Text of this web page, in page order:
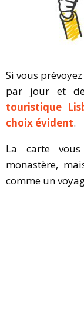
Si vous
par jour et
touristique
choix évident.
La carte
monastère,
comme un